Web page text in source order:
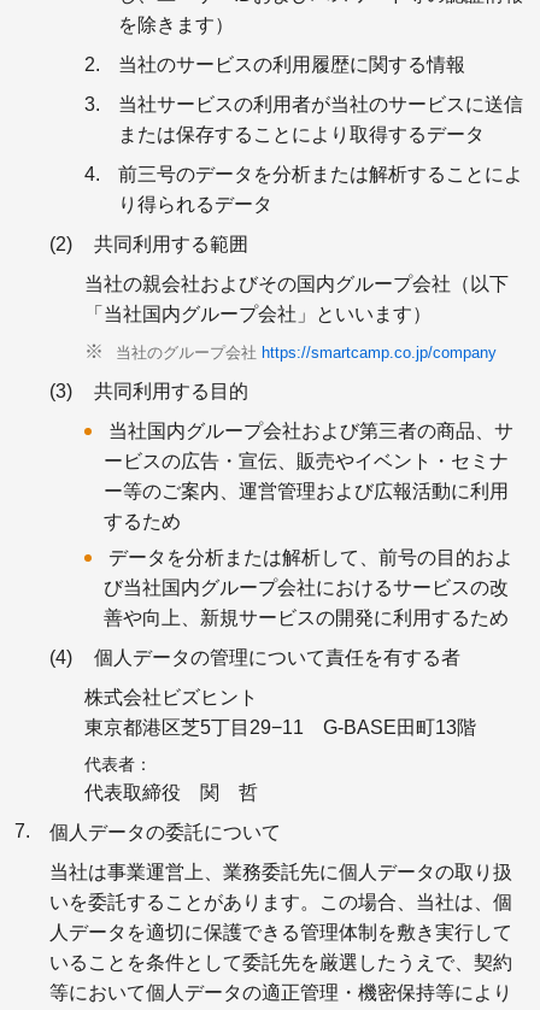
を除きます）
当社のサービスの利用履歴に関する情報
当社サービスの利用者が当社のサービスに送信
または保存することにより取得するデータ
前三号のデータを分析または解析することによ
り得られるデータ
共同利用する範囲
当社の親会社およびその国内グループ会社（以下
「当社国内グループ会社」といいます）
当社のグループ会社 https://smartcamp.co.jp/company
共同利用する目的
当社国内グループ会社および第三者の商品、サ
ービスの広告・宣伝、販売やイベント・セミナ
ー等のご案内、運営管理および広報活動に利用
するため
データを分析または解析して、前号の目的およ
び当社国内グループ会社におけるサービスの改
善や向上、新規サービスの開発に利用するため
個人データの管理について責任を有する者
株式会社ビズヒント
東京都港区芝5丁目29−11 G-BASE田町13階
代表者
代表取締役 関 哲
個人データの委託について
当社は事業運営上、業務委託先に個人データの取り扱
いを委託することがあります。この場合、当社は、個
人データを適切に保護できる管理体制を敷き実行して
いることを条件として委託先を厳選したうえで、契約
等において個人データの適正管理・機密保持等により